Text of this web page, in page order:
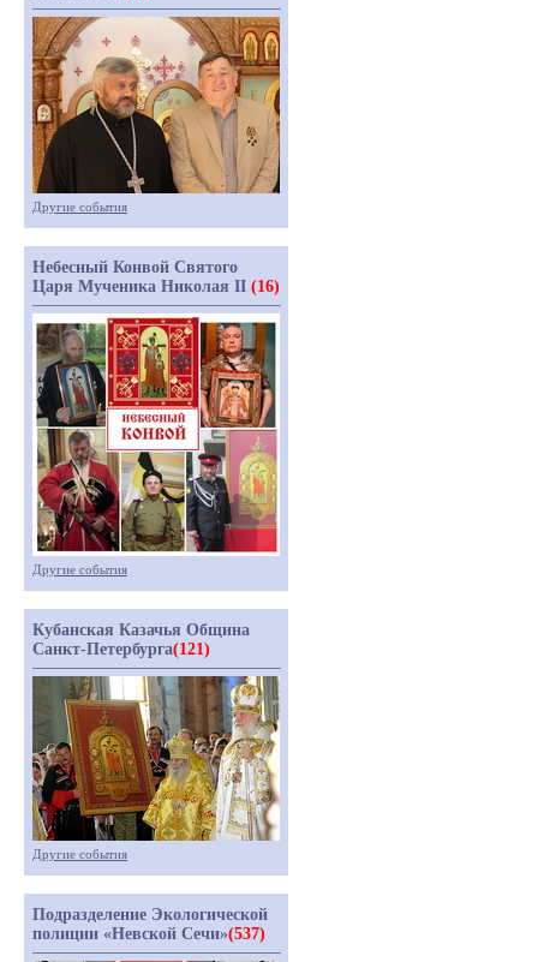
Другие события
Небесный Конвой Святого
Царя Мученика Николая II (16)
Другие события
Кубанская Казачья Община
Санкт-Петербурга(121)
Другие события
Подразделение Экологической
полиции «Невской Сечи»(537)